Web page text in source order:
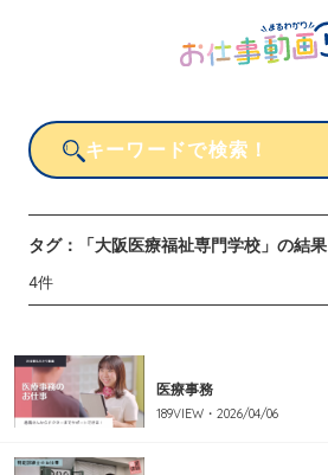
タグ： 「大阪医療福祉専門学校」 の結果
4件
医療事務
189VIEW・ 2026/04/06